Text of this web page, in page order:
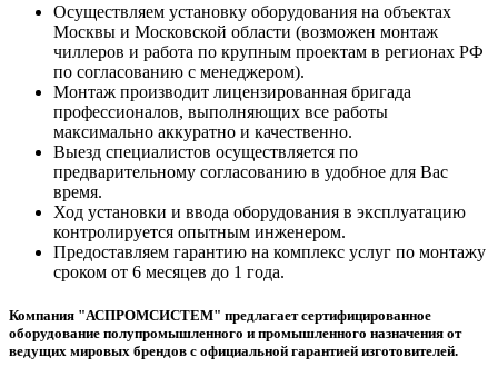
Осуществляем установку оборудования на объектах
Москвы и Московской области (возможен монтаж
чиллеров и работа по крупным проектам в регионах РФ
по согласованию с менеджером).
Монтаж производит лицензированная бригада
профессионалов, выполняющих все работы
максимально аккуратно и качественно.
Выезд специалистов осуществляется по
предварительному согласованию в удобное для Вас
время.
Ход установки и ввода оборудования в эксплуатацию
контролируется опытным инженером.
Предоставляем гарантию на комплекс услуг по монтажу
сроком от 6 месяцев до 1 года.
Компания "АСПРОМСИСТЕМ" предлагает сертифицированное
оборудование полупромышленного и промышленного назначения от
ведущих мировых брендов с официальной гарантией изготовителей.